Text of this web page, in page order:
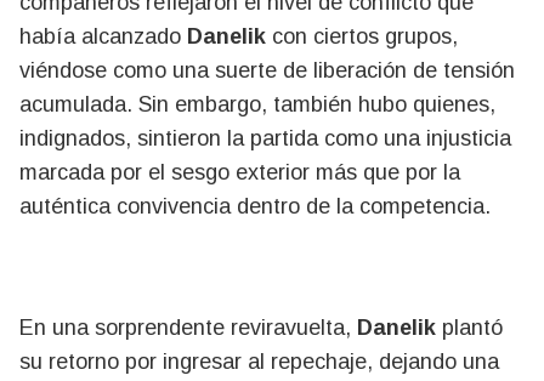
había alcanzado Danelik con ciertos grupos,
viéndose como una suerte de liberación de tensión
acumulada. Sin embargo, también hubo quienes,
indignados, sintieron la partida como una injusticia
marcada por el sesgo exterior más que por la
auténtica convivencia dentro de la competencia.
En una sorprendente reviravuelta, Danelik plantó
su retorno por ingresar al repechaje, dejando una